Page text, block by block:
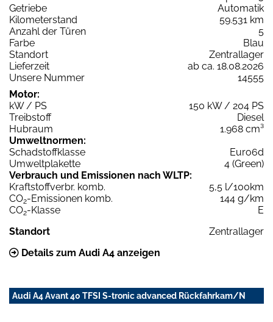
Getriebe
Automatik
Kilometerstand
59.531 km
Anzahl der Türen
5
Farbe
Blau
Standort
Zentrallager
Lieferzeit
ab ca. 18.08.2026
Unsere Nummer
14555
Motor:
kW / PS
150 kW / 204 PS
Treibstoff
Diesel
Hubraum
1.968 cm³
Umweltnormen:
Schadstoffklasse
Euro6d
Umweltplakette
4 (Green)
Verbrauch und Emissionen nach WLTP:
Kraftstoffverbr. komb.
5,5 l/100km
CO2-Emissionen komb.
144 g/km
CO2-Klasse
E
Standort
Zentrallager
Details zum Audi A4 anzeigen
Audi A4 Avant 40 TFSI S-tronic advanced Rückfahrkam/N